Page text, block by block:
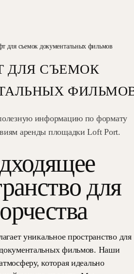
для съемок документальных фильмов
ДЛЯ СЪЕМОК
информацию по формату
аренды площадки Loft Port.
для
уникальное пространство для
фильмов. Наши
которая идеально